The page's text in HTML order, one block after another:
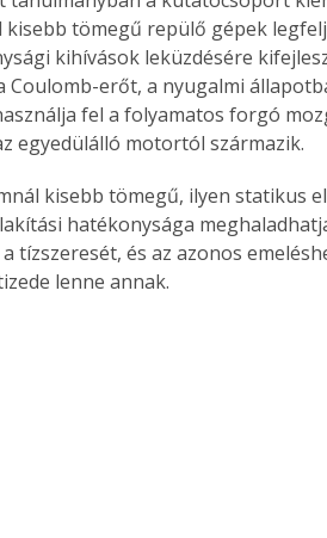
kisebb tömegű repülő gépek
kihívások leküzdésére
erőt, a nyugalmi
fel a folyamatos forgó
egyedülálló motortól származik.
kisebb tömegű, ilyen statikus
hatékonysága
tízszeresét, és az azonos
lenne annak.